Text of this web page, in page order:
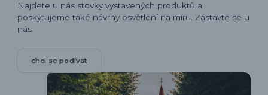
Najdete u nás stovky vystavených produktů a
poskytujeme také návrhy osvětlení na míru. Zastavte se u
nás.
chci se podívat